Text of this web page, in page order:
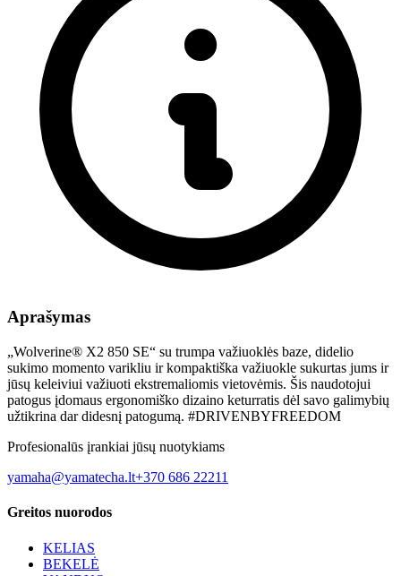
Aprašymas
„Wolverine® X2 850 SE“ su trumpa važiuoklės baze, didelio
sukimo momento varikliu ir kompaktiška važiuokle sukurtas jums ir
jūsų keleiviui važiuoti ekstremaliomis vietovėmis. Šis naudotojui
patogus įdomaus ergonomiško dizaino keturratis dėl savo galimybių
užtikrina dar didesnį patogumą. #DRIVENBYFREEDOM
Profesionalūs įrankiai jūsų nuotykiams
yamaha@yamatecha.lt+370 686 22211
Greitos nuorodos
KELIAS
BEKELĖ